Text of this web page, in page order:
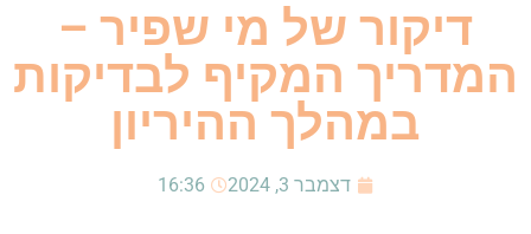
דיקור של מי שפיר –
המדריך המקיף לבדיקות
במהלך ההיריון
דצמבר 3, 2024 16:36